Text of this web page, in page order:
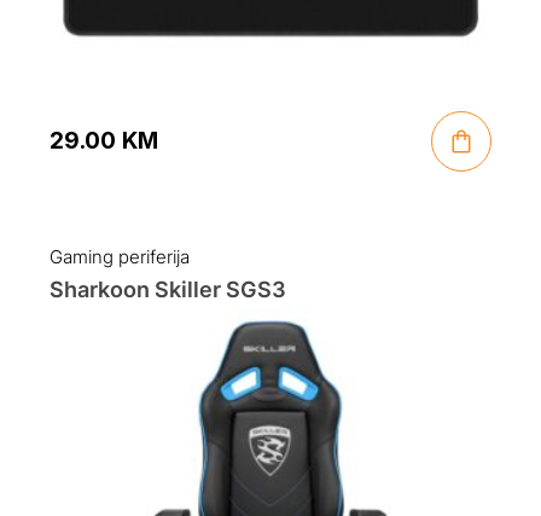
29.00 KM
Gaming periferija
Sharkoon Skiller SGS3